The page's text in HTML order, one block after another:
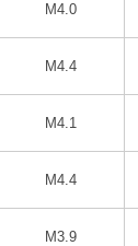
M4.0
M4.4
M4.1
M4.4
M3.9